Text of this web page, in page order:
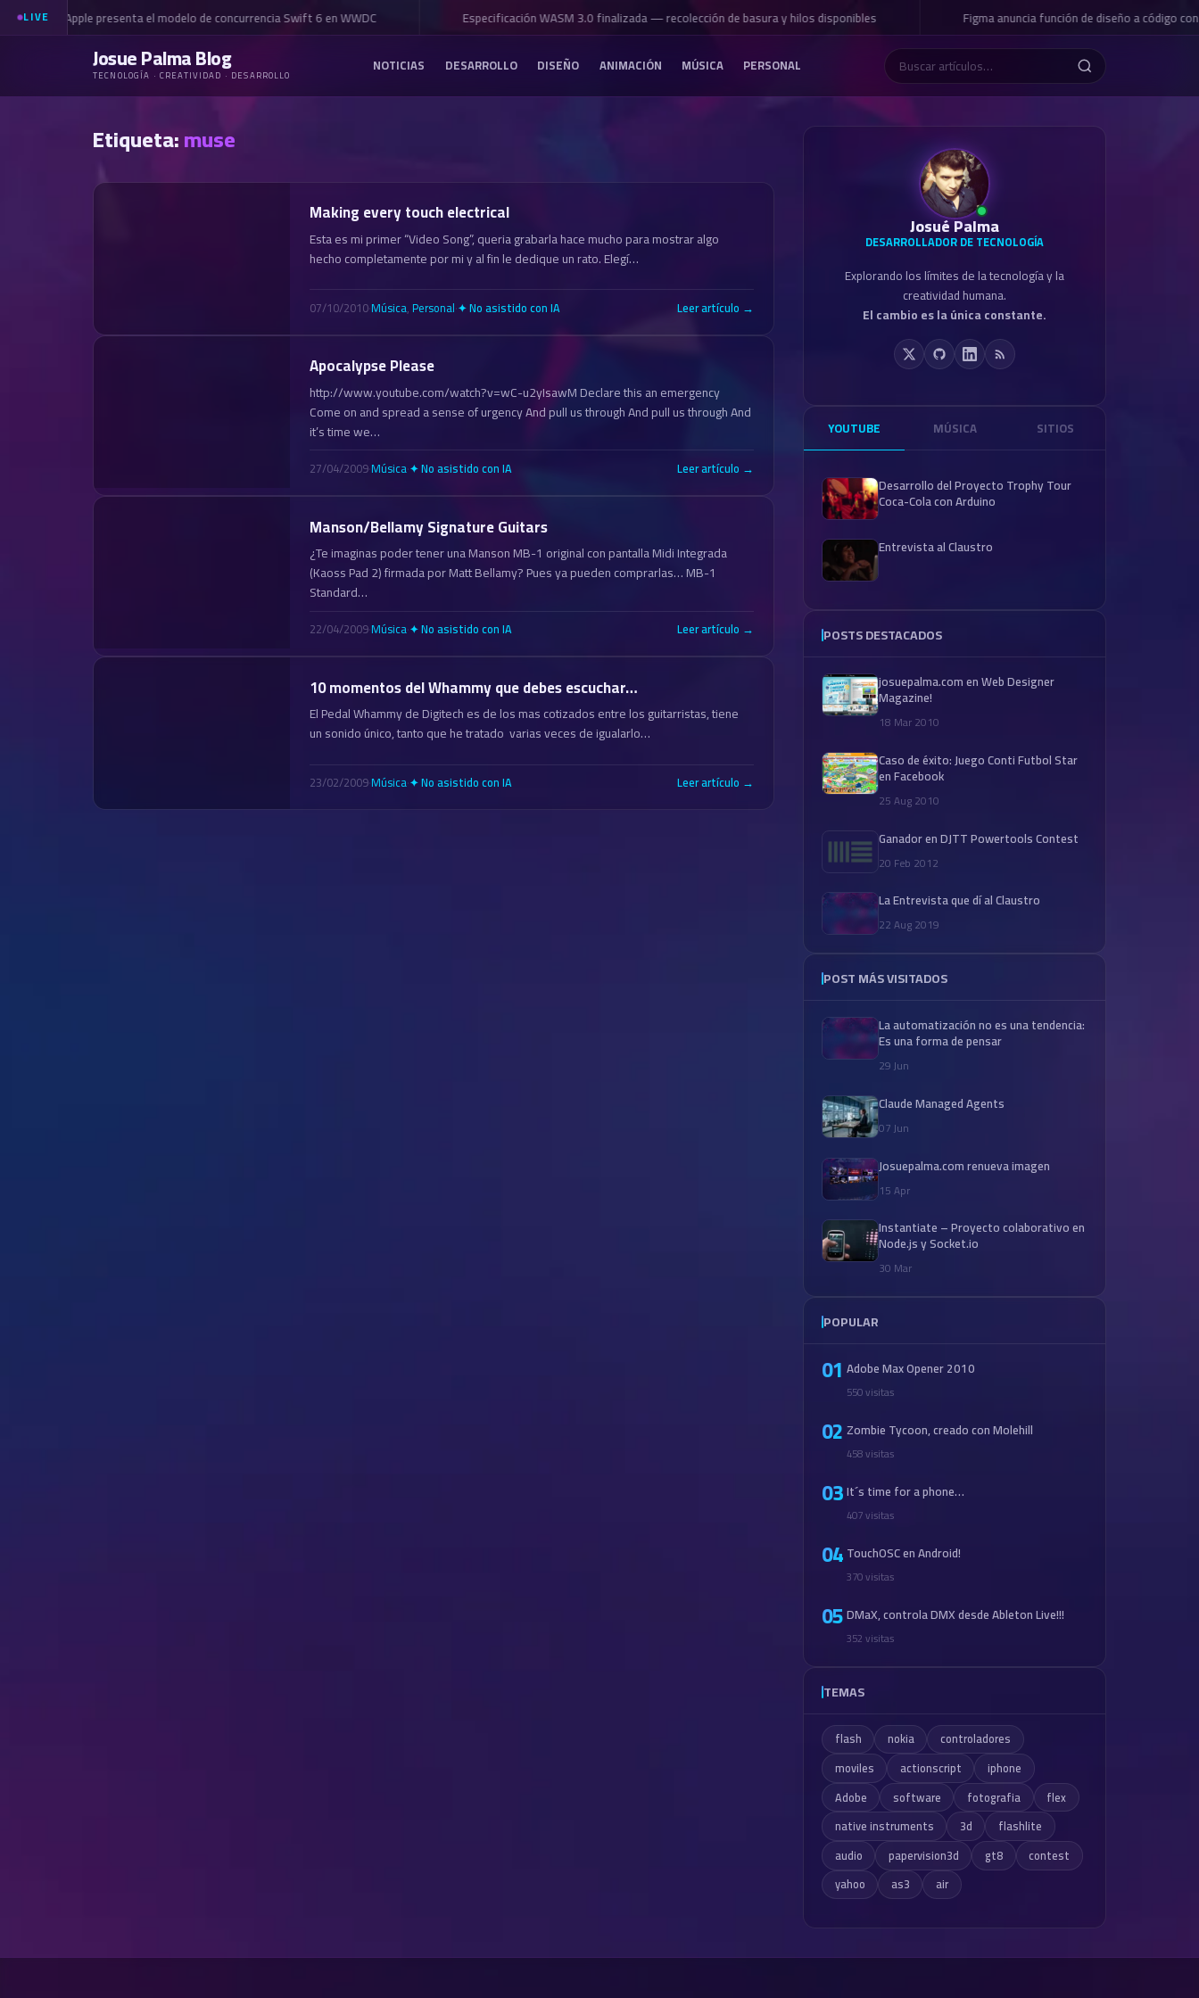
LIVE Apple presenta el modelo de concurrencia Swift 6 en WWDC Especificación WASM 3.0 finalizada — recolección de basura y hilos disponibles Figma anuncia función de diseño a código con
Josue Palma Blog
TECNOLOGÍA · CREATIVIDAD · DESARROLLO NOTICIAS DESARROLLO DISEÑO ANIMACIÓN MÚSICA PERSONAL
Etiqueta:muse
Making every touch electrical
Esta es mi primer “Video Song”, queria grabarla hace mucho para mostrar algo
hecho completamente por mi y al fin le dedique un rato. Elegí…
07/10/2010·Música, Personal·✦ No asistido con IA Leer artículo →
Apocalypse Please
http://www.youtube.com/watch?v=wC-u2yIsawM Declare this an emergency
Come on and spread a sense of urgency And pull us through And pull us through And
it’s time we…
27/04/2009·Música·✦ No asistido con IA Leer artículo →
Manson/Bellamy Signature Guitars
¿Te imaginas poder tener una Manson MB-1 original con pantalla Midi Integrada
(Kaoss Pad 2) firmada por Matt Bellamy? Pues ya pueden comprarlas… MB-1
Standard…
22/04/2009·Música·✦ No asistido con IA Leer artículo →
10 momentos del Whammy que debes escuchar…
El Pedal Whammy de Digitech es de los mas cotizados entre los guitarristas, tiene
un sonido único, tanto que he tratado varias veces de igualarlo…
23/02/2009·Música✦ No asistido con IA Leer artículo →
Josué Palma
DESARROLLADOR DE TECNOLOGÍA
Explorando los límites de la tecnología y la
creatividad humana.
El cambio es la única constante.
YOUTUBE MÚSICA SITIOS
Desarrollo del Proyecto Trophy Tour
Coca-Cola con Arduino
Entrevista al Claustro
POSTS DESTACADOS
josuepalma.com en Web Designer
Magazine!
18 Mar 2010
Caso de éxito: Juego Conti Futbol Star
en Facebook
25 Aug 2010
Ganador en DJTT Powertools Contest
20 Feb 2012
La Entrevista que dí al Claustro
22 Aug 2019
POST MÁS VISITADOS
La automatización no es una tendencia:
Es una forma de pensar
29 Jun
Claude Managed Agents
07 Jun
Josuepalma.com renueva imagen
15 Apr
Instantiate – Proyecto colaborativo en
Node.js y Socket.io
30 Mar
POPULAR
01 Adobe Max Opener 2010
550 visitas
02Zombie Tycoon, creado con Molehill
458 visitas
03It´s time for a phone…
407 visitas
04TouchOSC en Android!
370 visitas
05DMaX, controla DMX desde Ableton Live!!!
352 visitas
TEMAS
flash nokia
controladores
moviles
actionscript
iphone
Adobe
software fotografia
flex
native instruments
3d
flashlite
audio
papervision3d gt8
contest
yahoo
as3 air